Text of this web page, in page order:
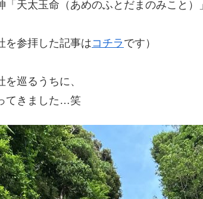
「天太玉命（あめのふとだまのみこと）
を参拝した記事はコチラ です）
巡るうちに、
てきました…笑